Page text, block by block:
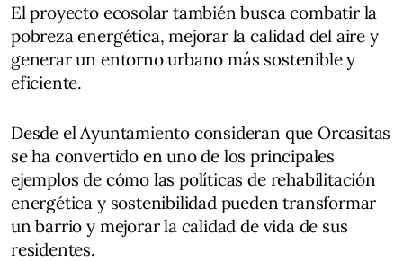
El proyecto ecosolar también busca combatir la
pobreza energética, mejorar la calidad del aire y
generar un entorno urbano más sostenible y
eficiente.
Desde el Ayuntamiento consideran que Orcasitas
se ha convertido en uno de los principales
ejemplos de cómo las políticas de rehabilitación
energética y sostenibilidad pueden transformar
un barrio y mejorar la calidad de vida de sus
residentes.